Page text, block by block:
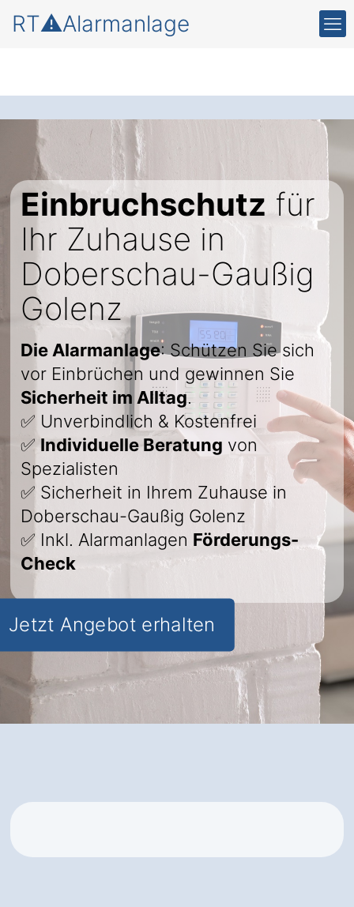
RT⚠️Alarmanlage
Einbruchschutz für
Ihr Zuhause in
Doberschau-Gaußig
Golenz
Die Alarmanlage: Schützen Sie sich
vor Einbrüchen und gewinnen Sie
Sicherheit im Alltag.
✅ Unverbindlich & Kostenfrei
✅Individuelle Beratung von
Spezialisten
✅ Sicherheit in Ihrem Zuhause in
Doberschau-Gaußig Golenz
✅ Inkl. Alarmanlagen Förderungs-
Check
Jetzt Angebot erhalten